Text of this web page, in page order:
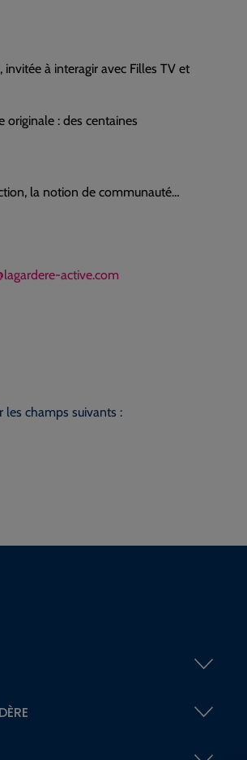
à interagir avec Filles TV et
originale : des centaines
la notion de communauté…
active.com
les champs suivants :